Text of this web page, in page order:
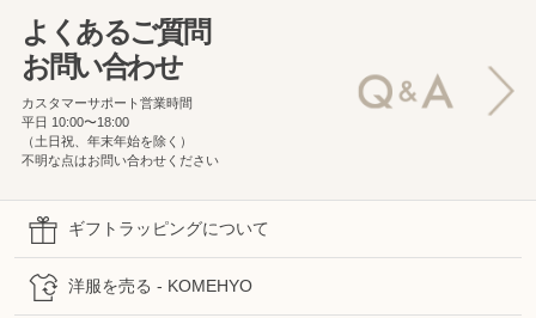
よくあるご質問
お問い合わせ
カスタマーサポート営業時間
平日 10:00〜18:00
（土日祝、年末年始を除く）
不明な点はお問い合わせください
ギフトラッピングについて
洋服を売る - KOMEHYO